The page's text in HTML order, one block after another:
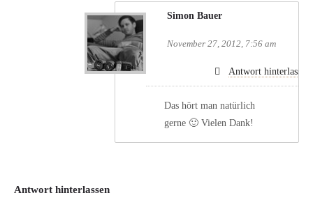
Simon Bauer
November 27, 2012, 7:56 am
Antwort hinterlassen
Das hört man natürlich
gerne 🙂 Vielen Dank!
Antwort hinterlassen